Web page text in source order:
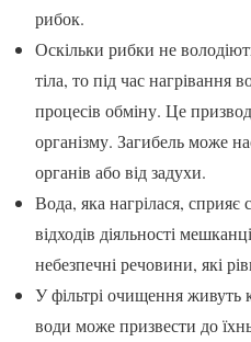
рибок.
Оскільки рибки не
тіла, то під час нагрівання
процесів обміну. Це
організму. Загибель може
органів або від задухи.
Вода, яка нагрілася,
відходів діяльності
небезпечні речовини, які
У фільтрі очищення живуть
води може призвести до